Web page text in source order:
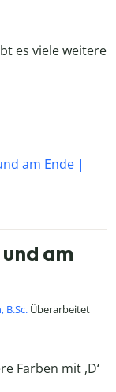
es viele weitere
am Ende |
am
B.Sc. Überarbeitet
Farben mit ,D‘